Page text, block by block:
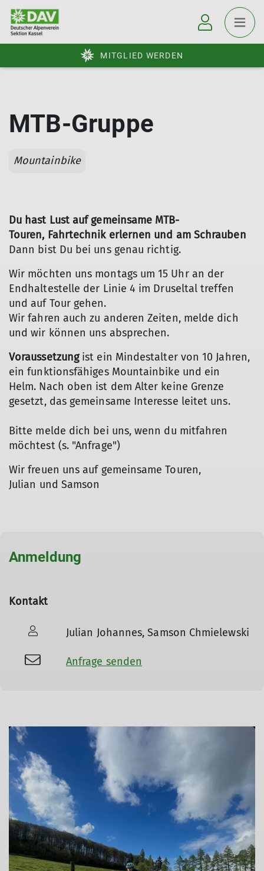
MITGLIED WERDEN
MTB-Gruppe
Mountainbike
Du hast Lust auf gemeinsame MTB-
Touren, Fahrtechnik erlernen und am Schrauben
Dann bist Du bei uns genau richtig.
Wir möchten uns montags um 15 Uhr an der
Endhaltestelle der Linie 4 im Druseltal treffen
und auf Tour gehen.
Wir fahren auch zu anderen Zeiten, melde dich
und wir können uns absprechen.
Voraussetzungist ein Mindestalter von 10 Jahren,
ein funktionsfähiges Mountainbike und ein
Helm. Nach oben ist dem Alter keine Grenze
gesetzt, das gemeinsame Interesse leitet uns.
Bitte melde dich bei uns, wenn du mitfahren
möchtest (s. "Anfrage")
Wir freuen uns auf gemeinsame Touren,
Julian und Samson
Anmeldung
Kontakt
Julian Johannes, Samson Chmielewski
Anfrage senden